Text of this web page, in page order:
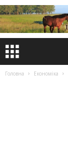
Головна Економіка